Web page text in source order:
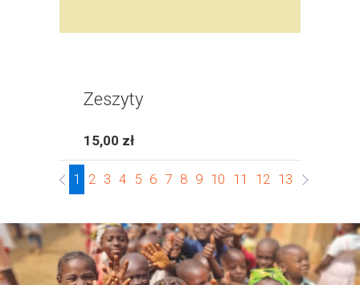
Zeszyty
15,00 zł
1 2 3 4 5 6 7 8 9 10 11 12 13 14